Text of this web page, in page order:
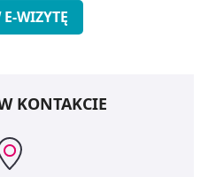
WIZYTĘ
KONTAKCIE